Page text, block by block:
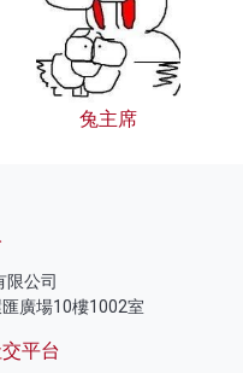
兔主席
限公司
廣場10樓1002室
平台